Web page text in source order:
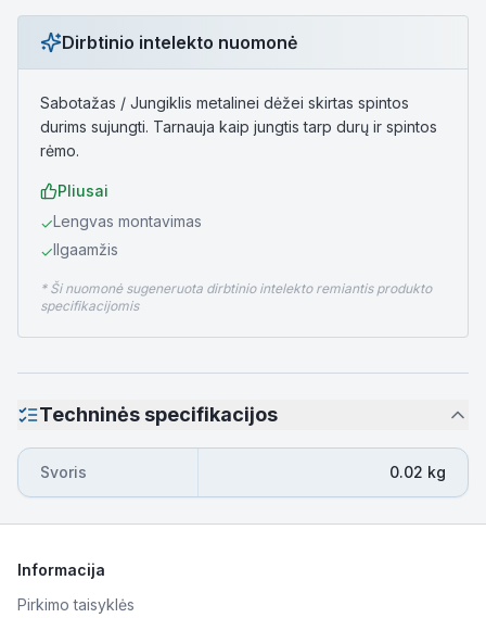
Dirbtinio intelekto nuomonė
Sabotažas / Jungiklis metalinei dėžei skirtas spintos
durims sujungti. Tarnauja kaip jungtis tarp durų ir spintos
rėmo.
Pliusai
✓Lengvas montavimas
✓Ilgaamžis
* Ši nuomonė sugeneruota dirbtinio intelekto remiantis produkto
specifikacijomis
Techninės specifikacijos
Svoris 0.02 kg
Informacija
Pirkimo taisyklės